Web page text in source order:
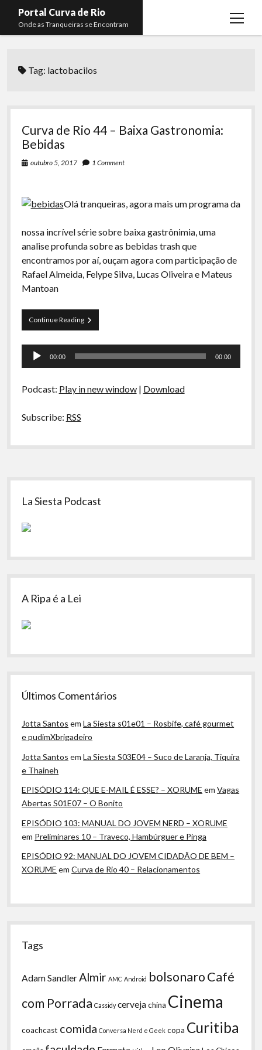
Portal Curva de Rio
Onde as Tranqueiras se Encontram
open
menu
Curva de Rio
Komos
La Siesta Podcast
Rachão na Beira do RIo
Papo Tranqueira
A Ripa É a Lei
Especiais
Preliminares
Membros
Lucas Oliveira
Kaique Xavier
Rafael Almeida
Tag: lactobacilos
Curva de Rio 44 – Baixa Gastronomia:
Bebidas
outubro 5, 2017 1 Comment
Olá tranqueiras, agora mais um programa da
nossa incrível série sobre baixa gastrônimia, uma
analise profunda sobre as bebidas trash que
encontramos por aí, ouçam agora com participação de
Rafael Almeida, Felype Silva, Lucas Oliveira e Mateus
Mantoan
Continue ReadingCurva
de
–
Bebidas
Tocador
00:00 00:00
Podcast: Play in new window| Download
Subscribe: RSS
Sidebar
La Siesta Podcast
A Ripa é a Lei
Últimos Comentários
Jotta Santos emLa Siesta s01e01 – Rosbife, café gourmet
e pudimXbrigadeiro
Jotta Santos emLa Siesta S03E04 – Suco de Laranja, Tiquira
e Thaineh
EPISÓDIO 114: QUE E-MAIL É ESSE? – XORUME emVagas
Abertas S01E07 – O Bonito
EPISÓDIO 103: MANUAL DO JOVEM NERD – XORUME
em Preliminares 10 – Traveco, Hambúrguer e Pinga
EPISÓDIO 92: MANUAL DO JOVEM CIDADÃO DE BEM –
XORUME emCurva de Rio 40 – Relacionamentos
Tags
Adam Sandler Almir AMC Android bolsonaroCafé
com Porrada Cassidy cervejachina Cinema
coachcast comida Conversa Nerd e Geek copa Curitiba